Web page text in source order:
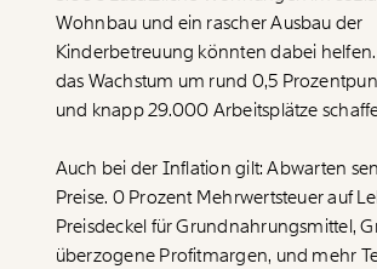
beginnt mit Dir!
und wir können
unsere Wirtschaft so gestalten, dass sie für
Netz. Unabhängig und werbefrei. Und das
so bleiben. Kämpf’ mit uns für den
unterstütze uns mit Deinem
Wohnbau und ein rascher Ausbau der
Kinderbetreuung könnten dabei
das Wachstum um rund 0,5
und knapp 29.000 Arbeitsplätze
Auch bei der Inflation gilt: Abwarten
Preise. 0 Prozent Mehrwertsteuer auf
Preisdeckel für Grundnahrungsmittel,
überzogene Profitmargen, und mehr